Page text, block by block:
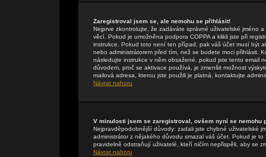
Zaregistroval jsem se, ale nemohu se přihlásit!
Nejprve zkontrolujte, že zadáváte správné uživatelské jméno
věcí. Pokud je umožněna podpora COPPA a klikli jste při
instrukce. Pokud toto není ten případ, pak váš účet musí být
nebo administrátorem před tím, než se budete moci přihlásit.
následujte instrukce v něm obsažené, pokud jste tento email
důvodem, proč se aktivace používá, je zmenšit možnost
mailová adresa, kterou jste použili je platná, kontaktujte
Návrat nahoru
V minulosti jsem se zaregistroval, ovšem nyní se nemohu
Nejpravděpodobnější důvody: zadali jste chybné uživatelské
administrátor z nějakého důvodu smazal váš účet. Pokud je
pravidelně odstraňují uživatelé, kteří ničím nepřispěli, aby se
Návrat nahoru